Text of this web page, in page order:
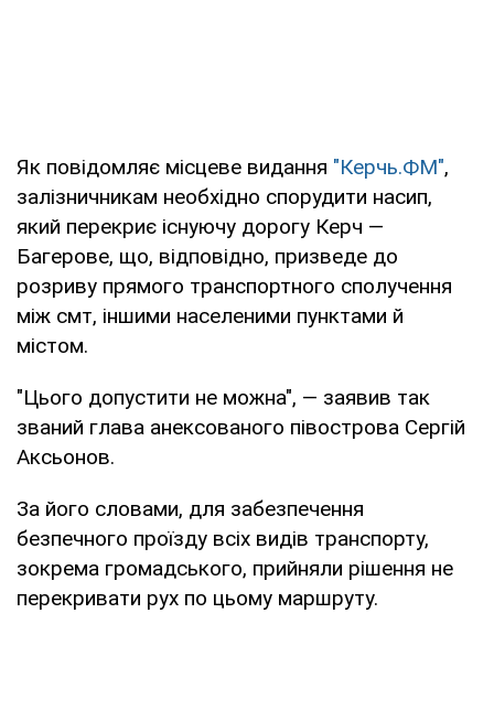
Як повідомляє місцеве видання "Керчь.ФМ",
залізничникам необхідно спорудити насип,
який перекриє існуючу дорогу Керч —
Багерове, що, відповідно, призведе до
розриву прямого транспортного сполучення
між смт, іншими населеними пунктами й
містом.
"Цього допустити не можна", — заявив так
званий глава анексованого півострова Сергій
Аксьонов.
За його словами, для забезпечення
безпечного проїзду всіх видів транспорту,
зокрема громадського, прийняли рішення не
перекривати рух по цьому маршруту.